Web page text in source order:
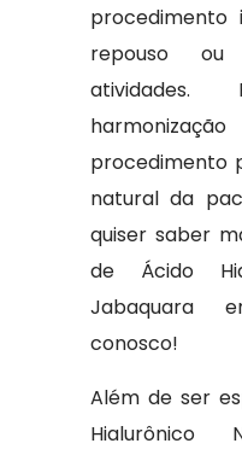
procedimento
repouso ou
procedimento
natural da
quiser saber
de Ácido
Jabaquara
conosco!
Além de ser
Hialurônico